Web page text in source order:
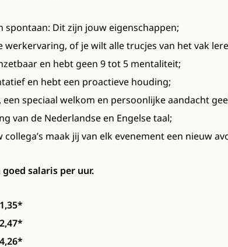
spontaan: Dit zijn jouw eigenschappen;
werkervaring, of je wilt alle trucjes van het vak
en hebt geen 9 tot 5 mentaliteit;
en hebt een proactieve houding;
een speciaal welkom en persoonlijke aandacht
van de Nederlandse en Engelse taal;
collega’s maak jij van elk evenement een nieuw
salaris per uur.